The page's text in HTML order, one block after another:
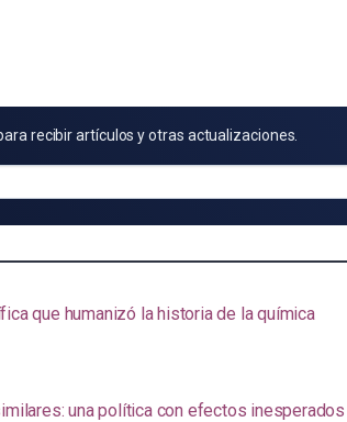
recibir artículos y otras actualizaciones.
que humanizó la historia de la química
una política con efectos inesperados